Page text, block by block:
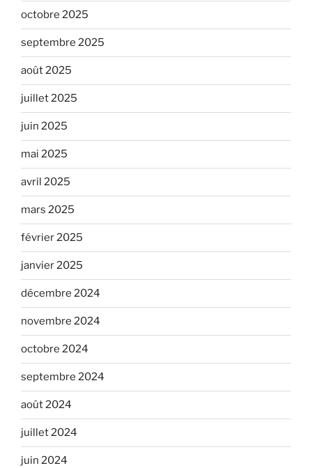
octobre 2025
septembre 2025
août 2025
juillet 2025
juin 2025
mai 2025
avril 2025
mars 2025
février 2025
janvier 2025
décembre 2024
novembre 2024
octobre 2024
septembre 2024
août 2024
juillet 2024
juin 2024